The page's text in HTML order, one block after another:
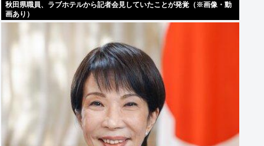
秋田県職員、ラブホテルから記者会見していたことが発覚（※画像・動
画あり）